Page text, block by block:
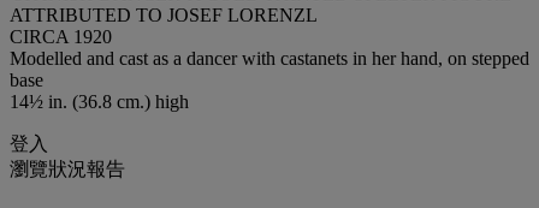
ATTRIBUTED TO JOSEF LORENZL
CIRCA 1920
Modelled and cast as a dancer with castanets in her hand, on stepped
base
14½ in. (36.8 cm.) high
登入
瀏覽狀況報告